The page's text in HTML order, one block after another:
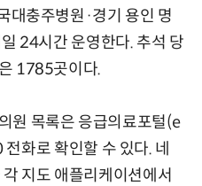
대충주병원·경기 용인 명
24시간 운영한다. 추석 당
1785곳이다.
원 목록은 응급의료포털(e
화로 확인할 수 있다. 네
지도 애플리케이션에서